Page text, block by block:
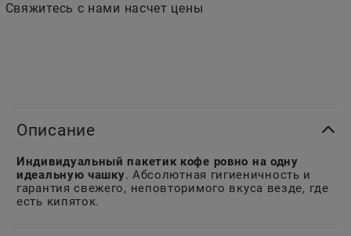
Свяжитесь с нами насчет цены
Описание
Индивидуальный пакетик кофе ровно на одну
идеальную чашку. Абсолютная гигиеничность и
гарантия свежего, неповторимого вкуса везде, где
есть кипяток.